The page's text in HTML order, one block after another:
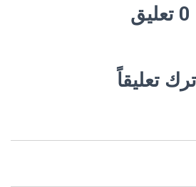
0 تعليق
تعليقاً